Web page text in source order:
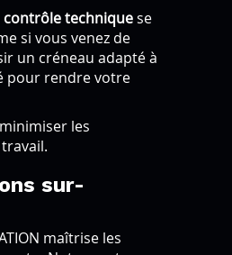
contrôle techniquese
si vous venez de
un créneau adapté à
pour rendre votre
les
sur-
maîtrise les